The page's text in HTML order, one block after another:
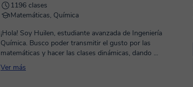
1196 clases
Matemáticas, Química
¡Hola! Soy Huilen, estudiante avanzada de Ingeniería
Química. Busco poder transmitir el gusto por las
matemáticas y hacer las clases dinámicas, dando ...
Ver más